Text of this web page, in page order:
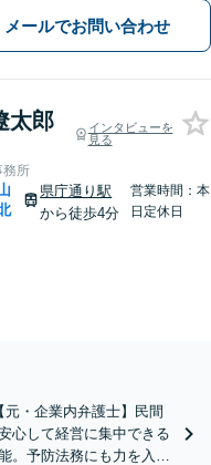
メールでお問い合わせ
太郎
インタビューを
見る
務所
県庁通り駅
から徒歩4分
営業時間：本
日定休日
元・企業内弁護士】民間
心して経営に集中できる
。予防法務にも力を入れ